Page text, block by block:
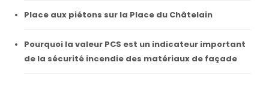
Place aux piétons sur la Place du Châtelain
Pourquoi la valeur PCS est un indicateur important
de la sécurité incendie des matériaux de façade